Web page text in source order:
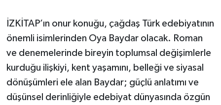
İZKİTAP’ın onur konuğu, çağdaş Türk edebiyatının
önemli isimlerinden Oya Baydar olacak. Roman
ve denemelerinde bireyin toplumsal değişimlerle
kurduğu ilişkiyi, kent yaşamını, belleği ve siyasal
dönüşümleri ele alan Baydar; güçlü anlatımı ve
düşünsel derinliğiyle edebiyat dünyasında özgün